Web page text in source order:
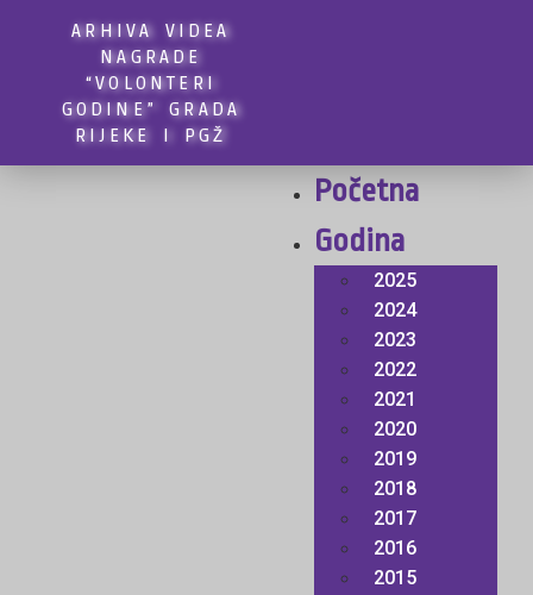
ARHIVA VIDEA
NAGRADE
“VOLONTERI
GODINE” GRADA
RIJEKE I PGŽ
Početna
Godina
2025
2024
2023
2022
2021
2020
2019
2018
2017
2016
2015